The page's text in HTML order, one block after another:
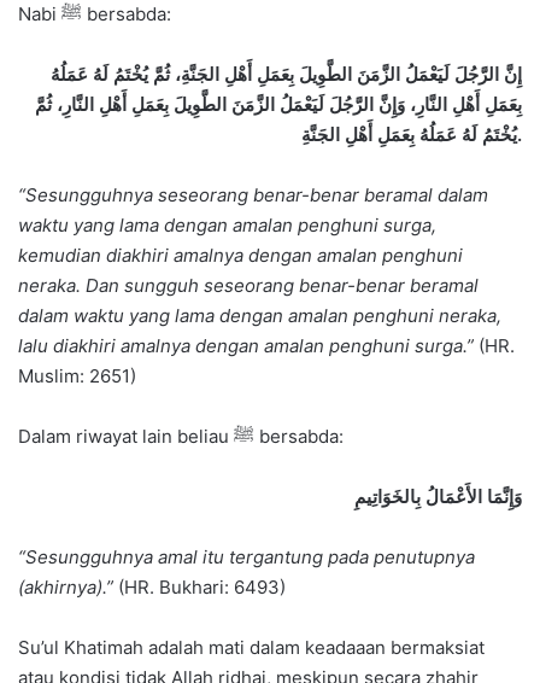
Nabi ﷺ bersabda:
إِنَّ الرَّجُلَ لَيَعْمَلُ الزَّمَنَ الطَّوِيلَ بِعَمَلِ أَهْلِ الجَنَّةِ، ثُمَّ يُخْتَمُ لَهُ عَمَلُهُ
بِعَمَلِ أَهْلِ النَّارِ، وَإِنَّ الرَّجُلَ لَيَعْمَلُ الزَّمَنَ الطَّوِيلَ بِعَمَلِ أَهْلِ النَّارِ، ثُمَّ
يُخْتَمُ لَهُ عَمَلُهُ بِعَمَلِ أَهْلِ الجَنَّةِ.
“Sesungguhnya seseorang benar-benar beramal dalam
waktu yang lama dengan amalan penghuni surga,
kemudian diakhiri amalnya dengan amalan penghuni
neraka. Dan sungguh seseorang benar-benar beramal
dalam waktu yang lama dengan amalan penghuni neraka,
lalu diakhiri amalnya dengan amalan penghuni surga.” (HR.
Muslim: 2651)
Dalam riwayat lain beliau ﷺ bersabda:
وَإِنَّمَا الأَعْمَالُ بِالخَوَاتِيمِ
“Sesungguhnya amal itu tergantung pada penutupnya
(akhirnya).” (HR. Bukhari: 6493)
Su’ul Khatimah adalah mati dalam keadaaan bermaksiat
atau kondisi tidak Allah ridhai, meskipun secara zhahir